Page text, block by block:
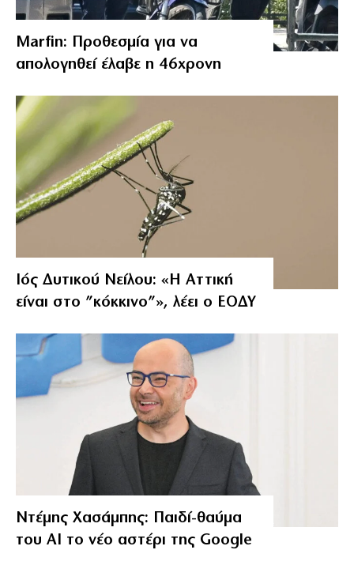
Marfin: Προθεσμία για να
απολογηθεί έλαβε η 46χρονη
Ιός Δυτικού Νείλου: «Η Αττική
είναι στο ”κόκκινο”», λέει ο ΕΟΔΥ
Ντέμης Χασάμπης: Παιδί-θαύμα
του ΑΙ το νέο αστέρι της Google